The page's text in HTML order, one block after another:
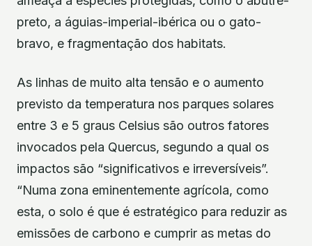
preto, a águias-imperial-ibérica ou o gato-
bravo, e fragmentação dos habitats.
As linhas de muito alta tensão e o aumento
previsto da temperatura nos parques solares
entre 3 e 5 graus Celsius são outros fatores
invocados pela Quercus, segundo a qual os
impactos são “significativos e irreversíveis”.
“Numa zona eminentemente agrícola, como
esta, o solo é que é estratégico para reduzir as
emissões de carbono e cumprir as metas do